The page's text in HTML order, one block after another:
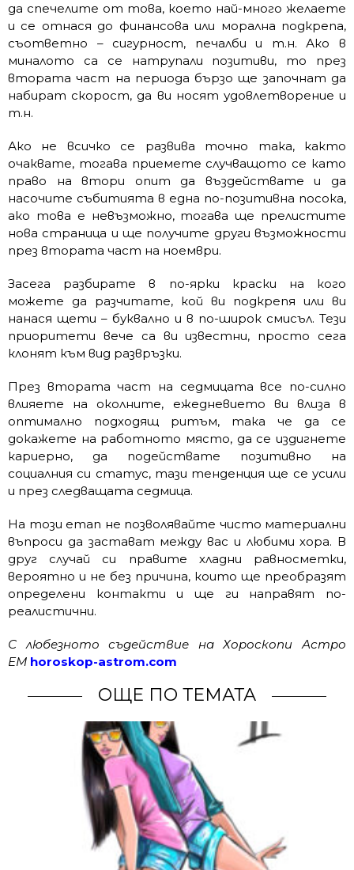
да спечелите от това, което най-много желаете
и се отнася до финансова или морална подкрепа,
съответно – сигурност, печалби и т.н. Ако в
миналото са се натрупали позитиви, то през
втората част на периода бързо ще започнат да
набират скорост, да ви носят удовлетворение и
т.н.
Ако не всичко се развива точно така, както
очаквате, тогава приемете случващото се като
право на втори опит да въздействате и да
насочите събитията в една по-позитивна посока,
ако това е невъзможно, тогава ще прелистите
нова страница и ще получите други възможности
през втората част на ноември.
Засега разбирате в по-ярки краски на кого
можете да разчитате, кой ви подкрепя или ви
нанася щети – буквално и в по-широк смисъл. Тези
приоритети вече са ви известни, просто сега
клонят към вид развръзки.
През втората част на седмицата все по-силно
влияете на околните, ежедневието ви влиза в
оптимално подходящ ритъм, така че да се
докажете на работното място, да се издигнете
кариерно, да подействате позитивно на
социалния си статус, тази тенденция ще се усили
и през следващата седмица.
На този етап не позволявайте чисто материални
въпроси да застават между вас и любими хора. В
друг случай си правите хладни равносметки,
вероятно и не без причина, които ще преобразят
определени контакти и ще ги направят по-
реалистични.
С любезното съдействие на Хороскопи Астро
ЕМ horoskop-astrom.com
ОЩЕ ПО ТЕМАТА